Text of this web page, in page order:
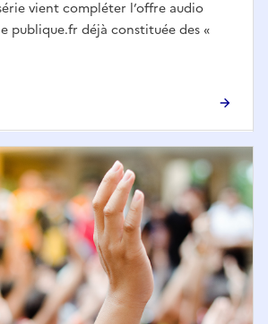
vient compléter l’offre audio
publique.fr déjà constituée des «